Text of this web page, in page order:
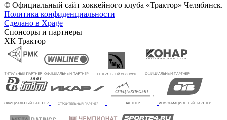
© Официальный сайт хоккейного клуба «Трактор» Челябинск.
Политика конфиденциальности
Сделано в Xpage
Спонсоры и партнеры
ХК Трактор